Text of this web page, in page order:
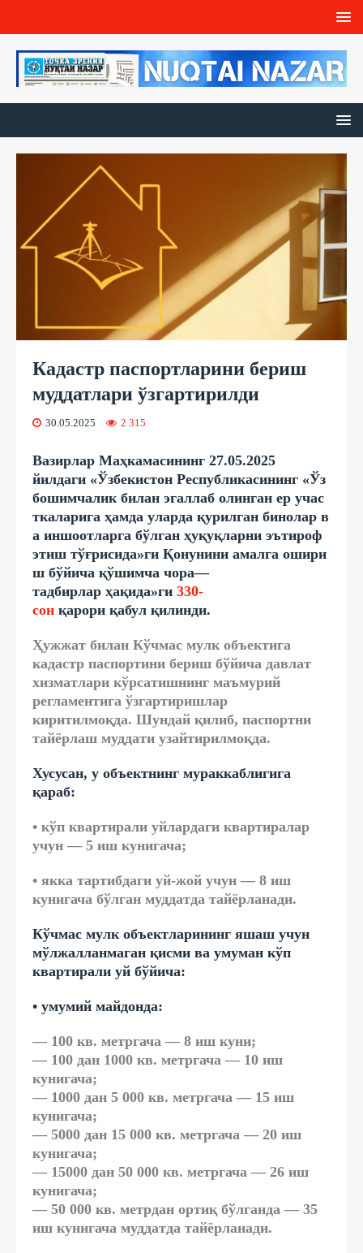
Кадастр паспортларини бериш
муддатлари ўзгартирилди
30.05.2025 2 315
Вазирлар Маҳкамасининг 27.05.2025
йилдаги «Ўзбекистон Республикасининг «Ўз
бошимчалик билан эгаллаб олинган ер учас
ткаларига ҳамда уларда қурилган бинолар в
а иншоотларга бўлган ҳуқуқларни эътироф
этиш тўғрисида»ги Қонунини амалга ошири
ш бўйича қўшимча чора—
тадбирлар ҳақида»ги 330-
сон қарори қабул қилинди.
Ҳужжат билан Кўчмас мулк объектига
кадастр паспортини бериш бўйича давлат
хизматлари кўрсатишнинг маъмурий
регламентига ўзгартиришлар
киритилмоқда. Шундай қилиб, паспортни
тайёрлаш муддати узайтирилмоқда.
Хусусан, у объектнинг мураккаблигига
қараб:
• кўп квартирали уйлардаги квартиралар
учун — 5 иш кунигача;
• якка тартибдаги уй-жой учун — 8 иш
кунигача бўлган муддатда тайёрланади.
Кўчмас мулк объектларининг яшаш учун
мўлжалланмаган қисми ва умуман кўп
квартирали уй бўйича:
• умумий майдонда:
— 100 кв. метргача — 8 иш куни;
— 100 дан 1000 кв. метргача — 10 иш
кунигача;
— 1000 дан 5 000 кв. метргача — 15 иш
кунигача;
— 5000 дан 15 000 кв. метргача — 20 иш
кунигача;
— 15000 дан 50 000 кв. метргача — 26 иш
кунигача;
— 50 000 кв. метрдан ортиқ бўлганда — 35
иш кунигача муддатда тайёрланади.